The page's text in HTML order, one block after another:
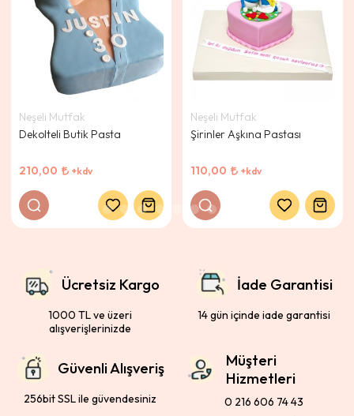
Neşeli Mutfak
Dekolteli Butik Pasta
210,00 +kdv
Neşeli Mutfak
Şirinler Aşkına Pastası
110,00 +kdv
Ücretsiz Kargo
1000 TL ve üzeri
alışverişlerinizde
İade Garantisi
14 gün içinde iade garantisi
Güvenli Alışveriş
256bit SSL ile güvendesiniz
Müşteri
Hizmetleri
0 216 606 74 43